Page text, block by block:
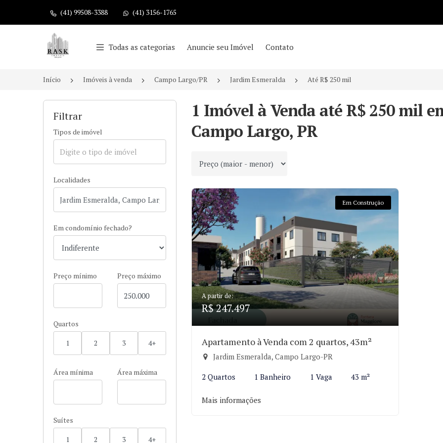
(41) 99508-3388 (41) 3156-1765
Página inicial
Todas as categorias Anuncie seu Imóvel Contato
Início Imóveis à venda Campo Largo/PR Jardim Esmeralda Até R$ 250 mil
Filtrar
Tipos de imóvel
Localidades
Em condomínio fechado?
Preço mínimo Preço máximo
Quartos
1 2 3 4+
Área mínima Área máxima
Suítes
1 2 3 4+
1 Imóvel à Venda até R$ 250 mil
Campo Largo, PR
Ordenar por
Em Construção
A partir de:
R$ 247.497
Apartamento à Venda com 2 quartos, 43m²
Jardim Esmeralda, Campo Largo-PR
2 Quartos 1 Banheiro 1 Vaga 43 m²
Mais informações